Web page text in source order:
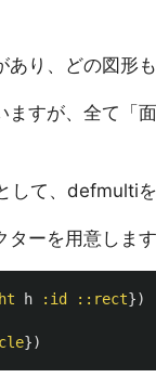
り、どの図形
すが、全て「
て、defmultiを
ーを用意します
h :id ::rect})
})